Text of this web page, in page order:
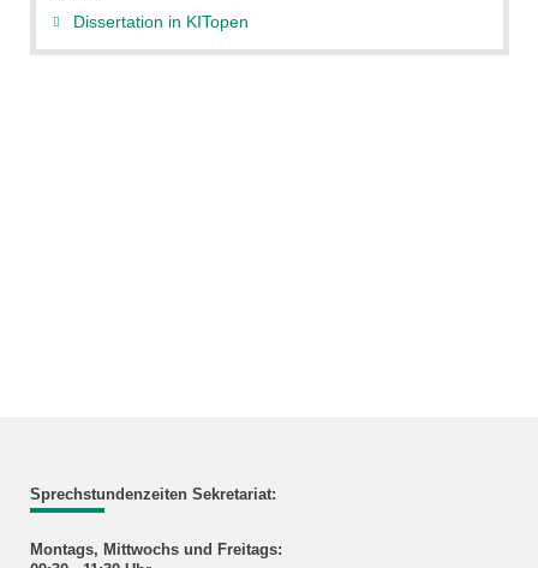
Dissertation in KITopen
Sprechstundenzeiten Sekretariat:
Montags, Mittwochs und Freitags: